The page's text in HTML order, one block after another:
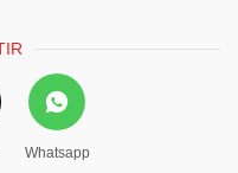
Whatsapp